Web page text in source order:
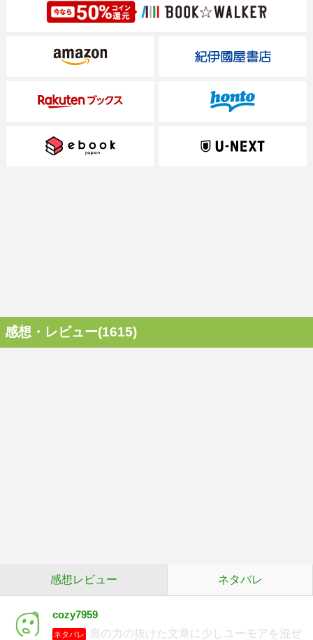
感想・レビュー(1615)
感想レビュー ネタバレ
cozy7959
ネタバレ
肩の力の抜けた文章に少しユーモアを混ぜ